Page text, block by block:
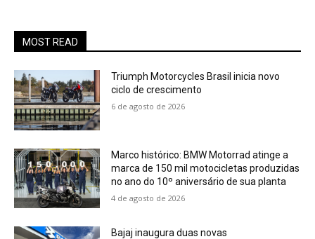
MOST READ
Triumph Motorcycles Brasil inicia novo
ciclo de crescimento
6 de agosto de 2026
Marco histórico: BMW Motorrad atinge a
marca de 150 mil motocicletas produzidas
no ano do 10º aniversário de sua planta
4 de agosto de 2026
Bajaj inaugura duas novas